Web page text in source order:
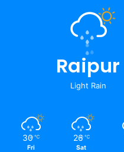
Raipur
Light Rain
30 ℃
Fri
26 ℃
Sat